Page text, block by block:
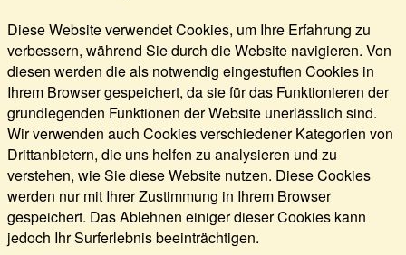
Diese Website verwendet Cookies, um Ihre Erfahrung zu
verbessern, während Sie durch die Website navigieren. Von
diesen werden die als notwendig eingestuften Cookies in
Ihrem Browser gespeichert, da sie für das Funktionieren der
grundlegenden Funktionen der Website unerlässlich sind.
Wir verwenden auch Cookies verschiedener Kategorien von
Drittanbietern, die uns helfen zu analysieren und zu
verstehen, wie Sie diese Website nutzen. Diese Cookies
werden nur mit Ihrer Zustimmung in Ihrem Browser
gespeichert. Das Ablehnen einiger dieser Cookies kann
jedoch Ihr Surferlebnis beeinträchtigen.